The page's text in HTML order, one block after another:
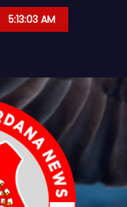
5:13:04 AM